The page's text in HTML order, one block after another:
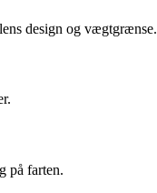
design og vægtgrænse.
på farten.